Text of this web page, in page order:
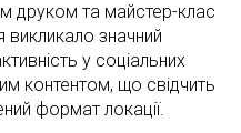
друком та майстер-клас
викликало значний
у соціальних
контентом, що свідчить
формат локації.